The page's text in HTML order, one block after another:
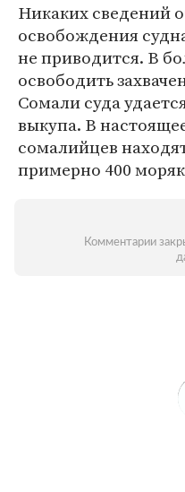
Никаких сведений
освобождения
не приводится. В
освободить
Сомали суда
выкупа. В
сомалийцев
примерно 400
Комментарии